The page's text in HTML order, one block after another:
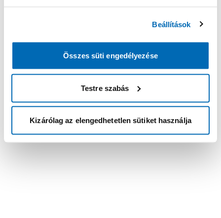
Beállítások
Összes süti engedélyezése
Testre szabás
Kizárólag az elengedhetetlen sütiket használja